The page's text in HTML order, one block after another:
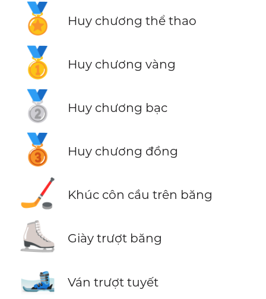
🏅 Huy chương thể thao
🥇 Huy chương vàng
🥈 Huy chương bạc
🥉 Huy chương đồng
🏒 Khúc côn cầu trên băng
⛸️ Giày trượt băng
🎿 Ván trượt tuyết